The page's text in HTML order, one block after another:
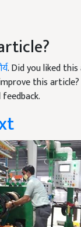
. Did you liked
this article?